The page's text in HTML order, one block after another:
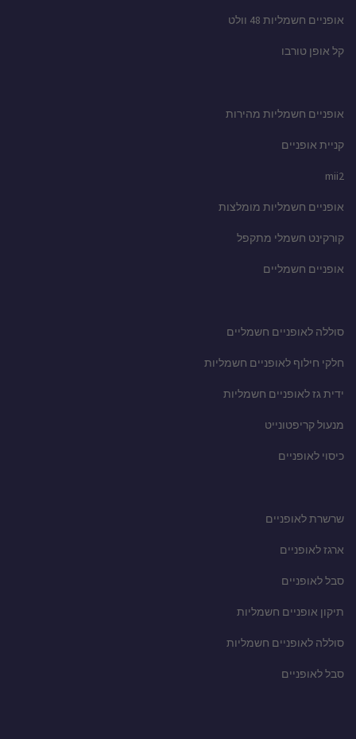
אופניים חשמליות 48 וולט
קל אופן טורבו
אופניים חשמליות מהירות
קניית אופניים
mii2
אופניים חשמליות מומלצות
קורקינט חשמלי מתקפל
אופניים חשמליים
סוללה לאופניים חשמליים
חלקי חילוף לאופניים חשמליות
ידית גז לאופניים חשמליות
מנעול קריפטונייט
כיסוי לאופניים
שרשרת לאופניים
ארגז לאופניים
סבל לאופניים
תיקון אופניים חשמליות
סוללה לאופניים חשמליות
סבל לאופניים